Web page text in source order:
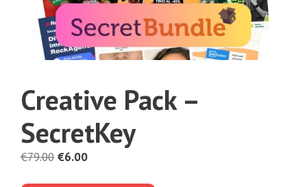
Creative Pack –
SecretKey
€79.00 Il
€6.00Il